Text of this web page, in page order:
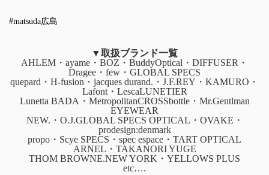
#matsuda広島
▼取扱ブランド一覧
AHLEM・ayame・BOZ・BuddyOptical・DIFFUSER・
Dragee・few・GLOBAL SPECS
quepard・H-fusion・jacques durand.・J.F.REY・KAMURO・
Lafont・LescaLUNETIER
Lunetta BADA・MetropolitanCROSSbottle・Mr.Gentlman
EYEWEAR
NEW.・O.J.GLOBAL SPECS OPTICAL・OVAKE・
prodesign:denmark
propo・Scye SPECS・spec espace・TART OPTICAL
ARNEL・TAKANORI YUGE
THOM BROWNE.NEW YORK・YELLOWS PLUS
etc….